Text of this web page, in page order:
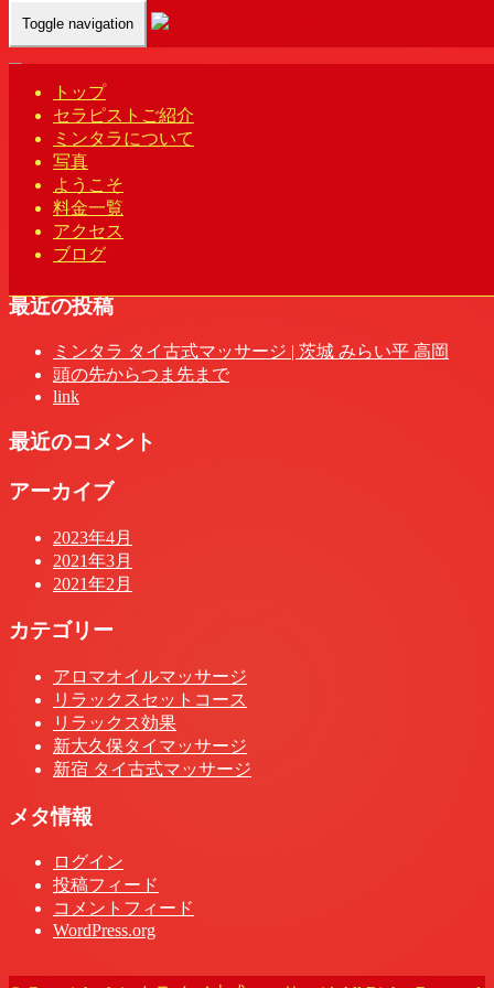
Toggle navigation
トップ
セラピストご紹介
ミンタラについて
写真
ようこそ
料金一覧
アクセス
ブログ
Home- ユミ(…
ユミ(Yumi)ミンタラ | 茨城 みらい平 高岡 タイ古式マッサー
最近の投稿
ミンタラ タイ古式マッサージ | 茨城 みらい平 高岡
頭の先からつま先まで
link
最近のコメント
アーカイブ
2023年4月
2021年3月
2021年2月
カテゴリー
アロマオイルマッサージ
リラックスセットコース
リラックス効果
新大久保タイマッサージ
新宿 タイ古式マッサージ
メタ情報
ログイン
投稿フィード
コメントフィード
WordPress.org